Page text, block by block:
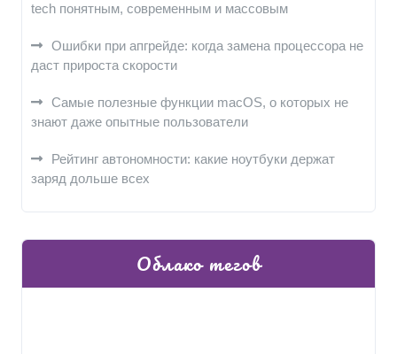
tech понятным, современным и массовым
Ошибки при апгрейде: когда замена процессора не
даст прироста скорости
Самые полезные функции macOS, о которых не
знают даже опытные пользователи
Рейтинг автономности: какие ноутбуки держат
заряд дольше всех
Облако тегов